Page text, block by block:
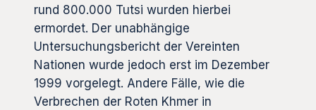
rund 800.000 Tutsi wurden hierbei
ermordet. Der unabhängige
Untersuchungsbericht der Vereinten
Nationen wurde jedoch erst im Dezember
1999 vorgelegt. Andere Fälle, wie die
Verbrechen der Roten Khmer in